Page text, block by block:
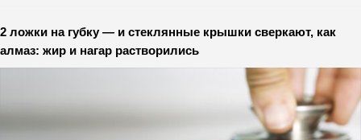
2 ложки на губку — и стеклянные крышки сверкают, как
алмаз: жир и нагар растворились